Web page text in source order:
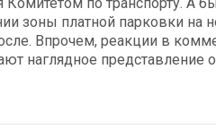
зоны платной парковки на
Впрочем, реакции в
наглядное представление